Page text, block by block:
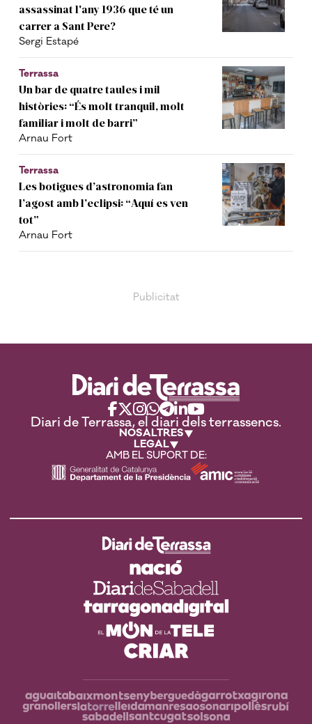
assassinat l'any 1936 que té un
carrer a Sant Pere?
Sergi Estapé
Terrassa
Un bar de quatre taules i mil
històries: “És molt tranquil, molt
familiar i molt de barri”
Arnau Fort
Terrassa
Les botigues d’astronomia fan
l’agost amb l’eclipsi: “Aquí es ven
tot”
Arnau Fort
Diari de Terrassa, el diari dels terrassencs.
NOSALTRES
LEGAL
AMB EL SUPORT DE: